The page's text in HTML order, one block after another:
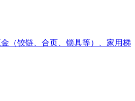
（铰链、合页、锁具等）、家用梯